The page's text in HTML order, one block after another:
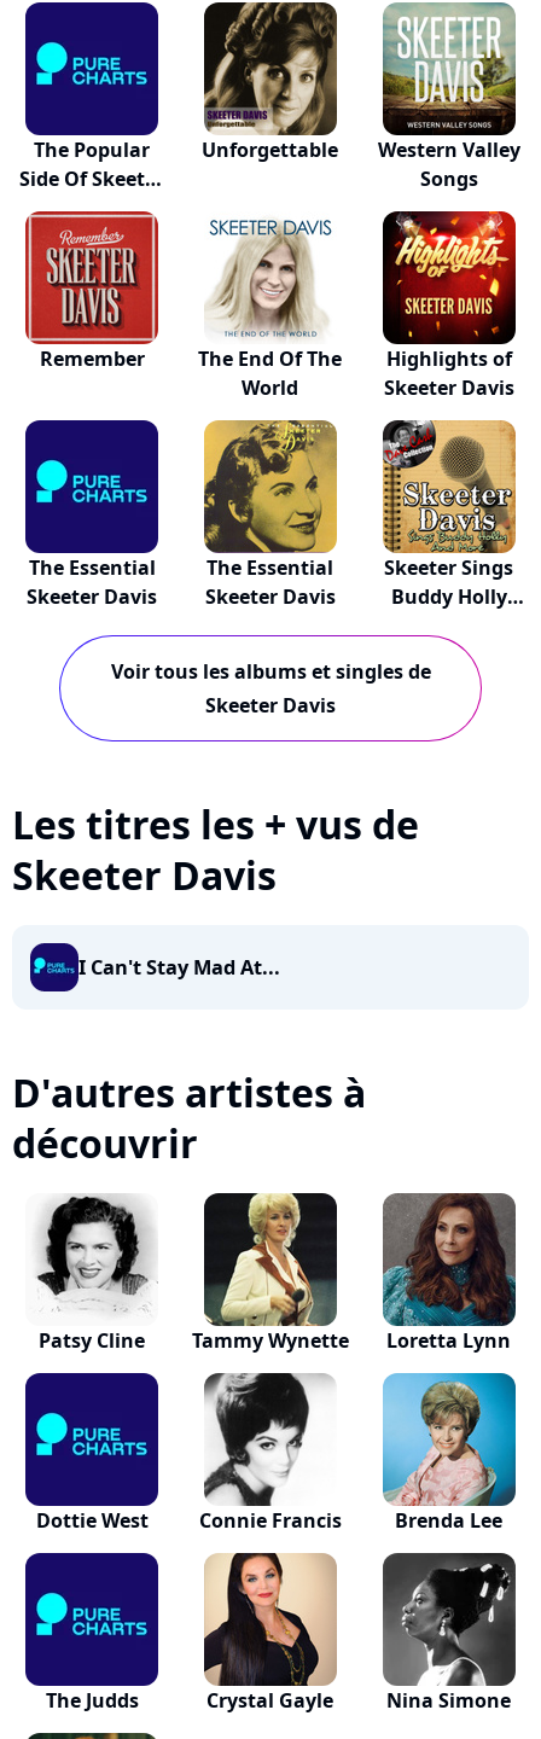
The Popular
Side Of Skeeter
D...
Unforgettable
Western Valley
Songs
Remember
The End Of The
World
Highlights of
Skeeter Davis
The Essential
Skeeter Davis
The Essential
Skeeter Davis
Skeeter Sings
Buddy Holly
Voir tous les albums et singles de
Skeeter Davis
Les titres les + vus de
Skeeter Davis
I Can't Stay Mad At...
D'autres artistes à
découvrir
Patsy Cline Tammy Wynette Loretta Lynn
Dottie West Connie Francis Brenda Lee
The Judds Crystal Gayle Nina Simone